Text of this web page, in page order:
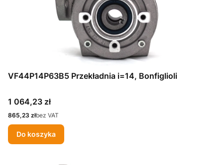
VF44P14P63B5 Przekładnia i=14, Bonfiglioli
Cena
1 064,23 zł
Cena
865,23 złbez VAT
Do koszyka